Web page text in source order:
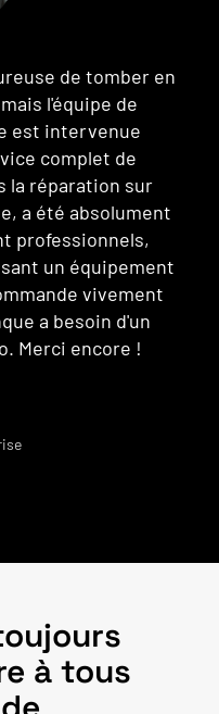
de tomber en
l'équipe de
est intervenue
complet de
la réparation sur
a été absolument
professionnels,
un équipement
vivement
a besoin d'un
Merci encore !
à tous